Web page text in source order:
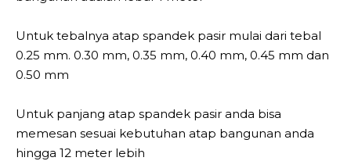
Untuk tebalnya atap spandek pasir mulai dari tebal
0.25 mm. 0.30 mm, 0.35 mm, 0.40 mm, 0.45 mm dan
0.50 mm
Untuk panjang atap spandek pasir anda bisa
memesan sesuai kebutuhan atap bangunan anda
hingga 12 meter lebih